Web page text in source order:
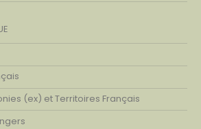
(ex) et Territoires Français